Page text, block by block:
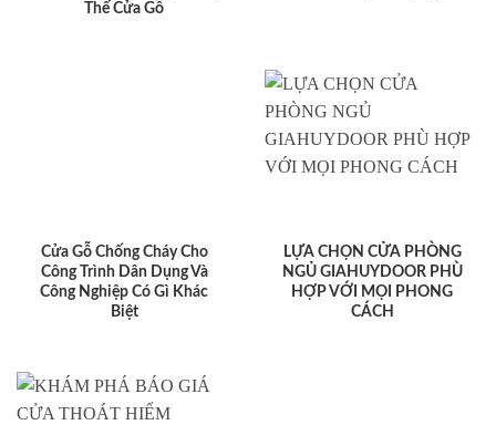
Thế Cửa Gỗ
Cửa Gỗ Chống Cháy Cho
Công Trình Dân Dụng Và
Công Nghiệp Có Gì Khác
Biệt
LỰA CHỌN CỬA PHÒNG
NGỦ GIAHUYDOOR PHÙ
HỢP VỚI MỌI PHONG
CÁCH